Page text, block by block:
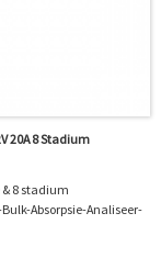
20A 8 Stadium
8 stadium
Absorpsie-Analiseer-
Uitsetkortbeskerming 3.